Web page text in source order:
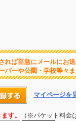
れば至急にメールにお
パーや公園・学校等々
マイページを
す。
（※パケット料金